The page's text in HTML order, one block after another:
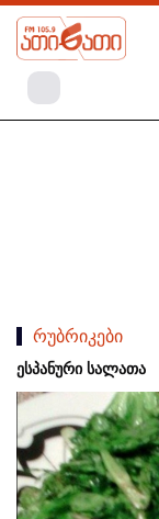
რუბრიკები
ესპანური სალათა